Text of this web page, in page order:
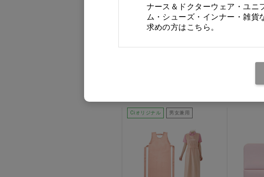
ベン] Mサイズ
価格：ログイン後表示
ープ
価格
Ciオリジナル 男女兼用
ナース＆ドクターウェア・ユニ
ム・シューズ・インナー・雑貨
求めの方はこちら。